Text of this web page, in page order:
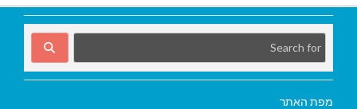
מפת האתר